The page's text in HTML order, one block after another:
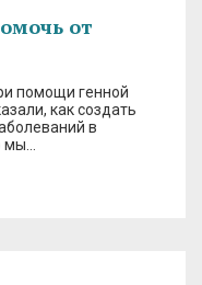
от
помощи генной
как создать
в